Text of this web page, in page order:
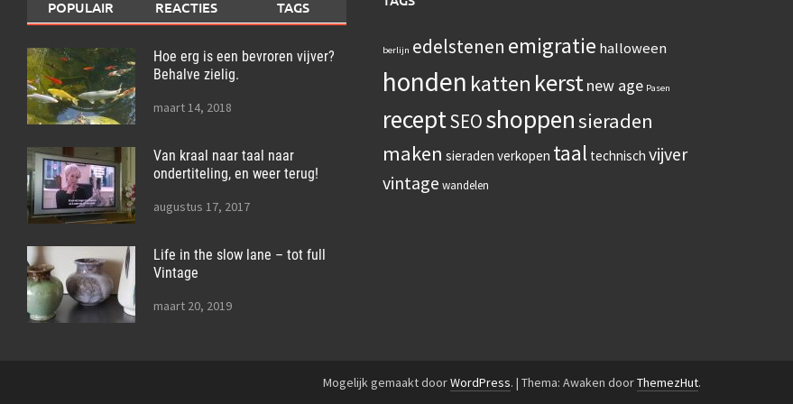
POPULAIR REACTIES TAGS
Hoe erg is een bevroren vijver?
Behalve zielig.
maart 14, 2018
Van kraal naar taal naar
ondertiteling, en weer terug!
augustus 17, 2017
Life in the slow lane – tot full
Vintage
maart 20, 2019
berlijn edelstenen emigratie halloween
honden katten kerstnew age Pasen
receptSEOshoppensieraden
maken sieraden verkopen taal technisch vijver
vintage wandelen
Mogelijk gemaakt doorWordPress. | Thema: Awaken doorThemezHut.